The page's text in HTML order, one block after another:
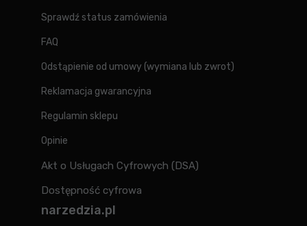
Sprawdź status zamówienia
FAQ
Odstąpienie od umowy (wymiana lub zwrot)
Reklamacja gwarancyjna
Regulamin sklepu
Opinie
Akt o Usługach Cyfrowych (DSA)
Dostępność cyfrowa
narzedzia.pl